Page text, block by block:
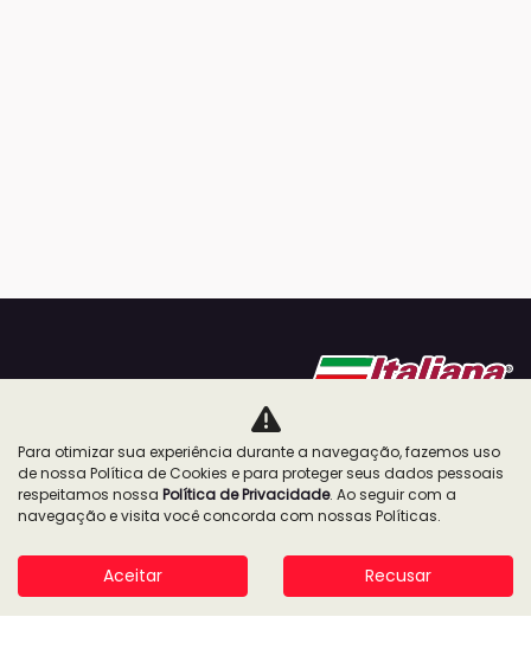
ESTOQUE
MAPA DO SITE
POLÍTICA DE PRIVACIDADE
Para otimizar sua experiência durante a navegação, fazemos uso
de nossa Política de Cookies e para proteger seus dados pessoais
respeitamos nossa Política de Privacidade. Ao seguir com a
navegação e visita você concorda com nossas Políticas.
Aceitar Recusar